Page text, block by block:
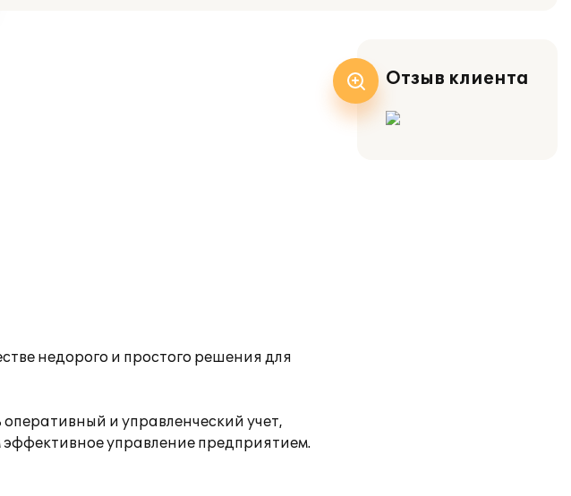
недорого и простого решения для
и управленческий учет,
управление предприятием.
Отзыв клиента